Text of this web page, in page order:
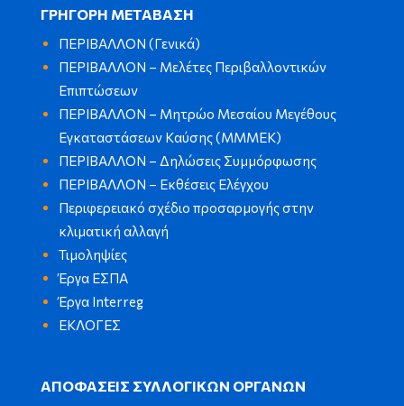
ΓΡΗΓΟΡΗ ΜΕΤΑΒΑΣΗ
ΠΕΡΙΒΑΛΛΟΝ (Γενικά)
ΠΕΡΙΒΑΛΛΟΝ – Μελέτες Περιβαλλοντικών
Επιπτώσεων
ΠΕΡΙΒΑΛΛΟΝ – Μητρώο Μεσαίου Μεγέθους
Εγκαταστάσεων Καύσης (ΜΜΜΕΚ)
ΠΕΡΙΒΑΛΛΟΝ – Δηλώσεις Συμμόρφωσης
ΠΕΡΙΒΑΛΛΟΝ – Εκθέσεις Ελέγχου
Περιφερειακό σχέδιο προσαρμογής στην
κλιματική αλλαγή
Τιμοληψίες
Έργα ΕΣΠΑ
Έργα Interreg
ΕΚΛΟΓΕΣ
ΑΠΟΦΑΣΕΙΣ ΣΥΛΛΟΓΙΚΩΝ ΟΡΓΑΝΩΝ